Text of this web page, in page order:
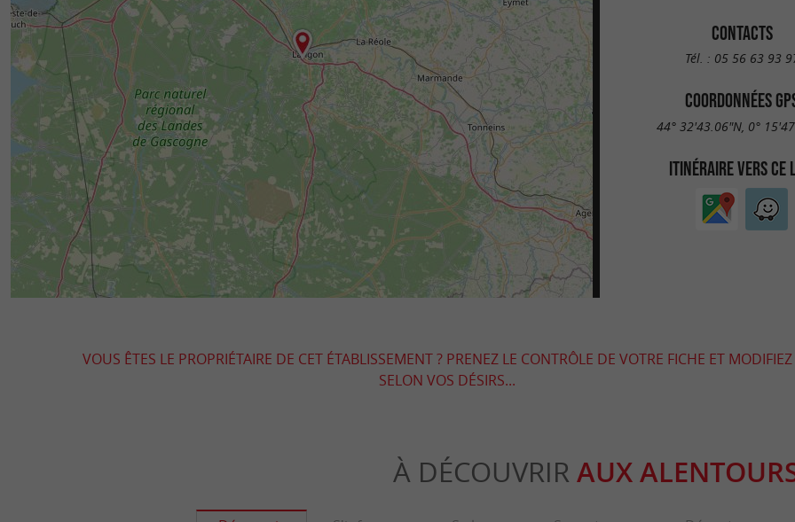
CONTACTS
Tél. : 05 56 63 93
COORDONNÉES
44° 32'43.06"N, 0°
ITINÉRAIRE VERS CE
VOUS ÊTES LE PROPRIÉTAIRE DE CET ÉTABLISSEMENT ? PRENEZ LE CONTRÔLE DE VOTRE FICHE ET
SELON VOS DÉSIRS...
À DÉCOUVRIR AUX